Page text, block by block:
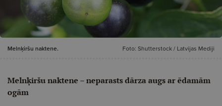
Melnķiršu naktene. Foto: Shutterstock / Latvijas Mediji
Melnķiršu naktene – neparasts dārza augs ar ēdamām
ogām